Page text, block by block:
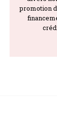
promotion